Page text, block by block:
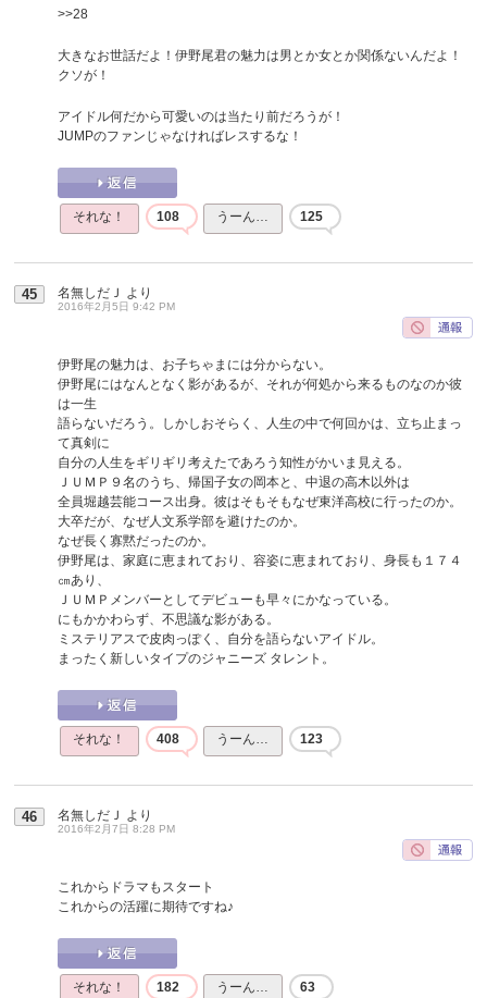
>>28
大きなお世話だよ！伊野尾君の魅力は男とか女とか関係ないんだよ！
クソが！
アイドル何だから可愛いのは当たり前だろうが！
JUMPのファンじゃなければレスするな！
それな！ 108 うーん… 125
45 名無しだＪ より
2016年2月5日 9:42 PM
伊野尾の魅力は、お子ちゃまには分からない。
伊野尾にはなんとなく影があるが、それが何処から来るものなのか彼
は一生
語らないだろう。しかしおそらく、人生の中で何回かは、立ち止まっ
て真剣に
自分の人生をギリギリ考えたであろう知性がかいま見える。
ＪＵＭＰ９名のうち、帰国子女の岡本と、中退の高木以外は
全員堀越芸能コース出身。彼はそもそもなぜ東洋高校に行ったのか。
大卒だが、なぜ人文系学部を避けたのか。
なぜ長く寡黙だったのか。
伊野尾は、家庭に恵まれており、容姿に恵まれており、身長も１７４
㎝あり、
ＪＵＭＰメンバーとしてデビューも早々にかなっている。
にもかかわらず、不思議な影がある。
ミステリアスで皮肉っぽく、自分を語らないアイドル。
まったく新しいタイプのジャニーズ タレント。
それな！ 408 うーん… 123
46 名無しだＪ より
2016年2月7日 8:28 PM
これからドラマもスタート
これからの活躍に期待ですね♪
それな！ 182 うーん… 63